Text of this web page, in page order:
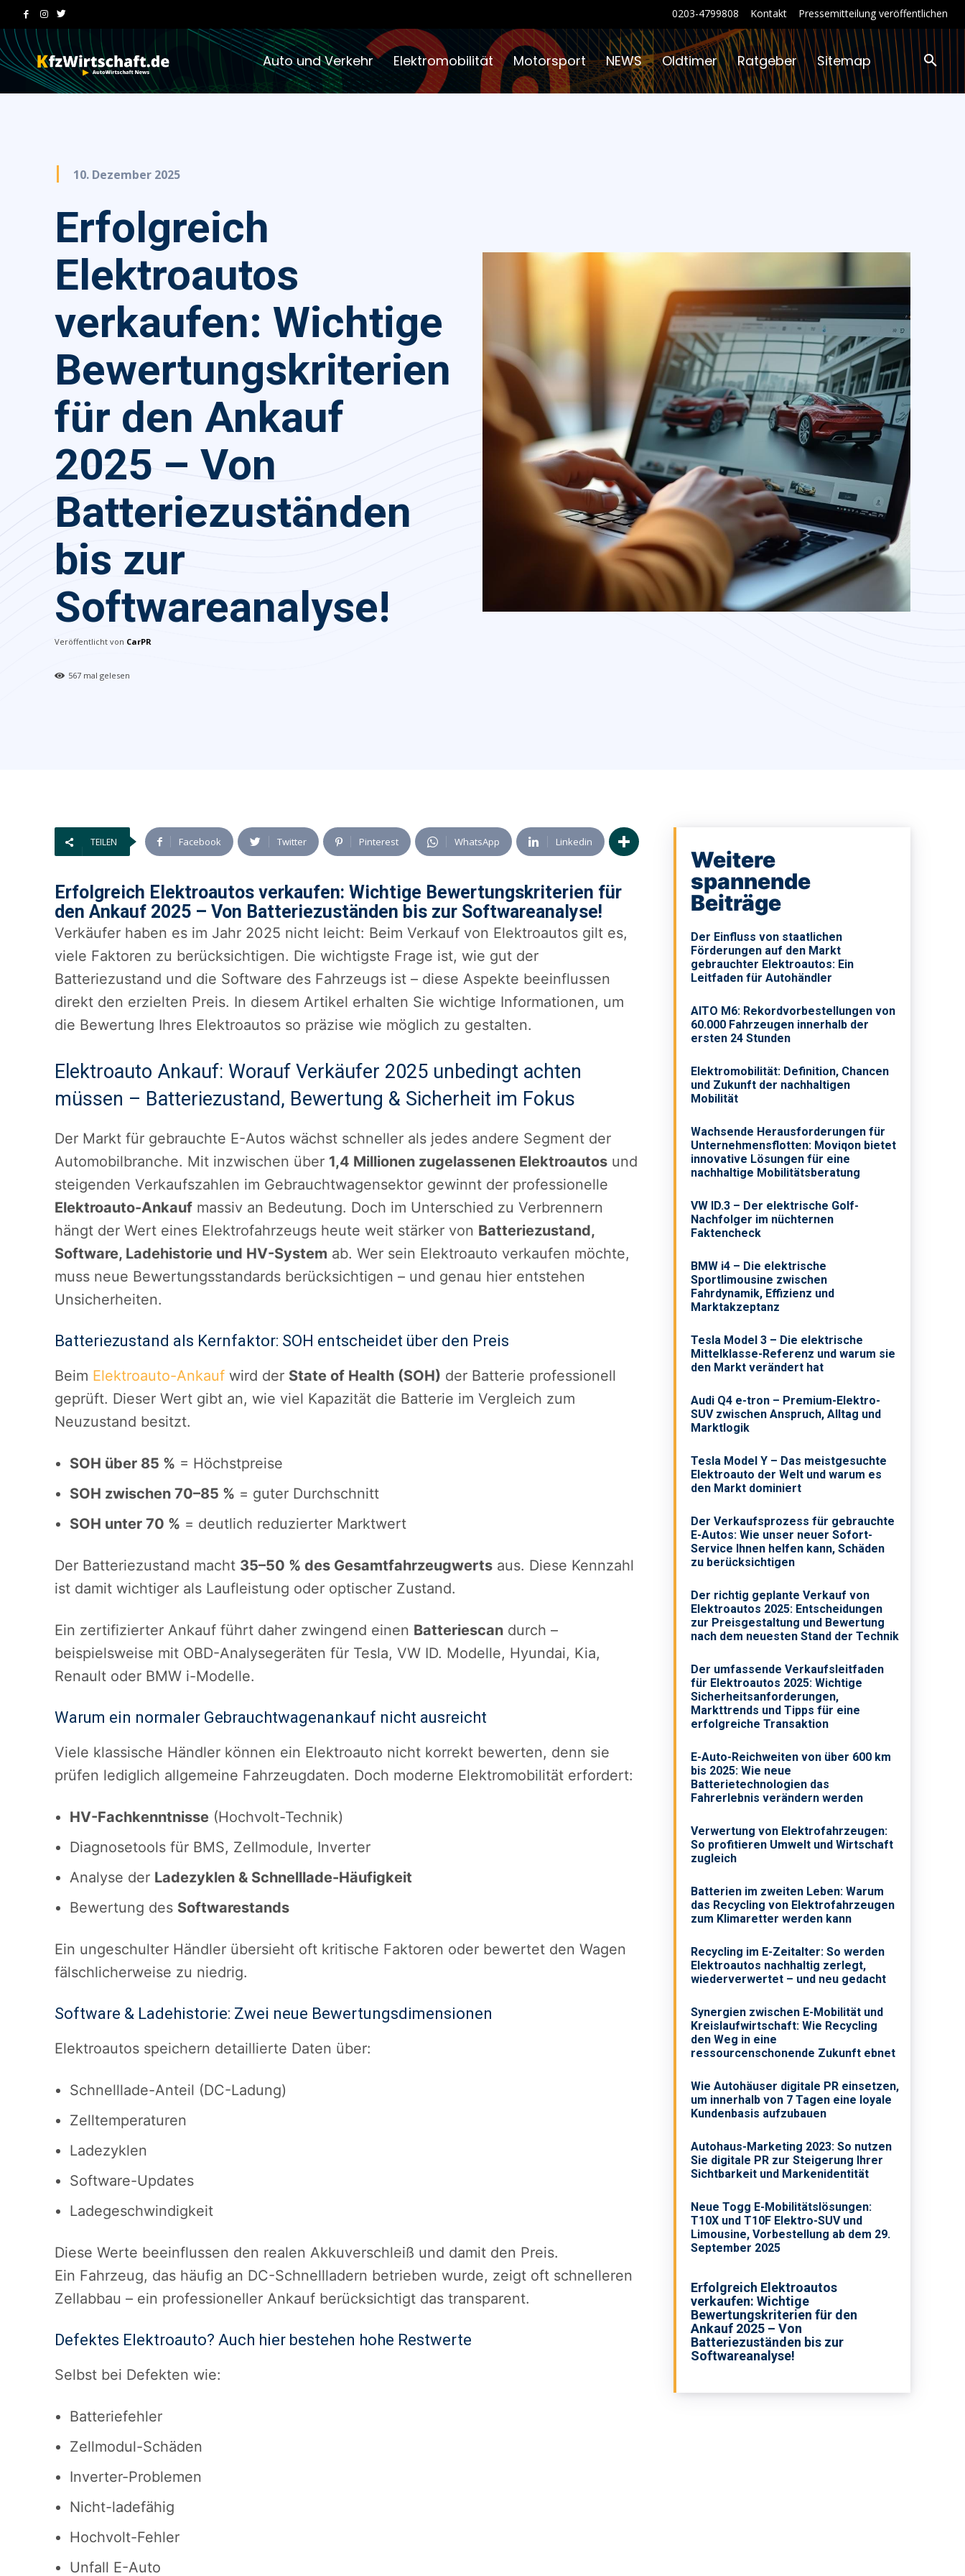
0203-4799808 Kontakt Pressemitteilung veröffentlichen
Auto und Verkehr Elektromobilität Motorsport NEWS Oldtimer Ratgeber Sitemap
10. Dezember 2025
Erfolgreich
Elektroautos
verkaufen: Wichtige
Bewertungskriterien
für den Ankauf
2025 – Von
Batteriezuständen
bis zur
Softwareanalyse!
Veröffentlicht von CarPR
567 mal gelesen
TEILEN Facebook Twitter Pinterest WhatsApp Linkedin
Erfolgreich Elektroautos verkaufen: Wichtige Bewertungskriterien für
den Ankauf 2025 – Von Batteriezuständen bis zur Softwareanalyse!
Verkäufer haben es im Jahr 2025 nicht leicht: Beim Verkauf von Elektroautos gilt es,
viele Faktoren zu berücksichtigen. Die wichtigste Frage ist, wie gut der
Batteriezustand und die Software des Fahrzeugs ist – diese Aspekte beeinflussen
direkt den erzielten Preis. In diesem Artikel erhalten Sie wichtige Informationen, um
die Bewertung Ihres Elektroautos so präzise wie möglich zu gestalten.
Elektroauto Ankauf: Worauf Verkäufer 2025 unbedingt achten
müssen – Batteriezustand, Bewertung & Sicherheit im Fokus
Der Markt für gebrauchte E-Autos wächst schneller als jedes andere Segment der
Automobilbranche. Mit inzwischen über 1,4 Millionen zugelassenen Elektroautos und
steigenden Verkaufszahlen im Gebrauchtwagensektor gewinnt der professionelle
Elektroauto-Ankauf massiv an Bedeutung. Doch im Unterschied zu Verbrennern
hängt der Wert eines Elektrofahrzeugs heute weit stärker von Batteriezustand,
Software, Ladehistorie und HV-System ab. Wer sein Elektroauto verkaufen möchte,
muss neue Bewertungsstandards berücksichtigen – und genau hier entstehen
Unsicherheiten.
Batteriezustand als Kernfaktor: SOH entscheidet über den Preis
Beim Elektroauto-Ankauf wird der State of Health (SOH) der Batterie professionell
geprüft. Dieser Wert gibt an, wie viel Kapazität die Batterie im Vergleich zum
Neuzustand besitzt.
SOH über 85 % = Höchstpreise
SOH zwischen 70–85 % = guter Durchschnitt
SOH unter 70 % = deutlich reduzierter Marktwert
Der Batteriezustand macht 35–50 % des Gesamtfahrzeugwerts aus. Diese Kennzahl
ist damit wichtiger als Laufleistung oder optischer Zustand.
Ein zertifizierter Ankauf führt daher zwingend einen Batteriescan durch –
beispielsweise mit OBD-Analysegeräten für Tesla, VW ID. Modelle, Hyundai, Kia,
Renault oder BMW i-Modelle.
Warum ein normaler Gebrauchtwagenankauf nicht ausreicht
Viele klassische Händler können ein Elektroauto nicht korrekt bewerten, denn sie
prüfen lediglich allgemeine Fahrzeugdaten. Doch moderne Elektromobilität erfordert:
HV-Fachkenntnisse (Hochvolt-Technik)
Diagnosetools für BMS, Zellmodule, Inverter
Analyse der Ladezyklen & Schnelllade-Häufigkeit
Bewertung des Softwarestands
Ein ungeschulter Händler übersieht oft kritische Faktoren oder bewertet den Wagen
fälschlicherweise zu niedrig.
Software & Ladehistorie: Zwei neue Bewertungsdimensionen
Elektroautos speichern detaillierte Daten über:
Schnelllade-Anteil (DC-Ladung)
Zelltemperaturen
Ladezyklen
Software-Updates
Ladegeschwindigkeit
Diese Werte beeinflussen den realen Akkuverschleiß und damit den Preis.
Ein Fahrzeug, das häufig an DC-Schnellladern betrieben wurde, zeigt oft schnelleren
Zellabbau – ein professioneller Ankauf berücksichtigt das transparent.
Defektes Elektroauto? Auch hier bestehen hohe Restwerte
Selbst bei Defekten wie:
Batteriefehler
Zellmodul-Schäden
Inverter-Problemen
Nicht-ladefähig
Hochvolt-Fehler
Unfall E-Auto
Weitere
spannende
Beiträge
Der Einfluss von staatlichen
Förderungen auf den Markt
gebrauchter Elektroautos: Ein
Leitfaden für Autohändler
AITO M6: Rekordvorbestellungen von
60.000 Fahrzeugen innerhalb der
ersten 24 Stunden
Elektromobilität: Definition, Chancen
und Zukunft der nachhaltigen
Mobilität
Wachsende Herausforderungen für
Unternehmensflotten: Moviqon bietet
innovative Lösungen für eine
nachhaltige Mobilitätsberatung
VW ID.3 – Der elektrische Golf-
Nachfolger im nüchternen
Faktencheck
BMW i4 – Die elektrische
Sportlimousine zwischen
Fahrdynamik, Effizienz und
Marktakzeptanz
Tesla Model 3 – Die elektrische
Mittelklasse-Referenz und warum sie
den Markt verändert hat
Audi Q4 e-tron – Premium-Elektro-
SUV zwischen Anspruch, Alltag und
Marktlogik
Tesla Model Y – Das meistgesuchte
Elektroauto der Welt und warum es
den Markt dominiert
Der Verkaufsprozess für gebrauchte
E-Autos: Wie unser neuer Sofort-
Service Ihnen helfen kann, Schäden
zu berücksichtigen
Der richtig geplante Verkauf von
Elektroautos 2025: Entscheidungen
zur Preisgestaltung und Bewertung
nach dem neuesten Stand der Technik
Der umfassende Verkaufsleitfaden
für Elektroautos 2025: Wichtige
Sicherheitsanforderungen,
Markttrends und Tipps für eine
erfolgreiche Transaktion
E-Auto-Reichweiten von über 600 km
bis 2025: Wie neue
Batterietechnologien das
Fahrerlebnis verändern werden
Verwertung von Elektrofahrzeugen:
So profitieren Umwelt und Wirtschaft
zugleich
Batterien im zweiten Leben: Warum
das Recycling von Elektrofahrzeugen
zum Klimaretter werden kann
Recycling im E-Zeitalter: So werden
Elektroautos nachhaltig zerlegt,
wiederverwertet – und neu gedacht
Synergien zwischen E-Mobilität und
Kreislaufwirtschaft: Wie Recycling
den Weg in eine
ressourcenschonende Zukunft ebnet
Wie Autohäuser digitale PR einsetzen,
um innerhalb von 7 Tagen eine loyale
Kundenbasis aufzubauen
Autohaus-Marketing 2023: So nutzen
Sie digitale PR zur Steigerung Ihrer
Sichtbarkeit und Markenidentität
Neue Togg E-Mobilitätslösungen:
T10X und T10F Elektro-SUV und
Limousine, Vorbestellung ab dem 29.
September 2025
Erfolgreich Elektroautos
verkaufen: Wichtige
Bewertungskriterien für den
Ankauf 2025 – Von
Batteriezuständen bis zur
Softwareanalyse!